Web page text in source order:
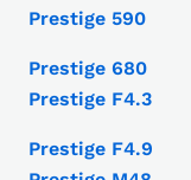
Prestige 590
Prestige 680
Prestige F4.3
Prestige F4.9